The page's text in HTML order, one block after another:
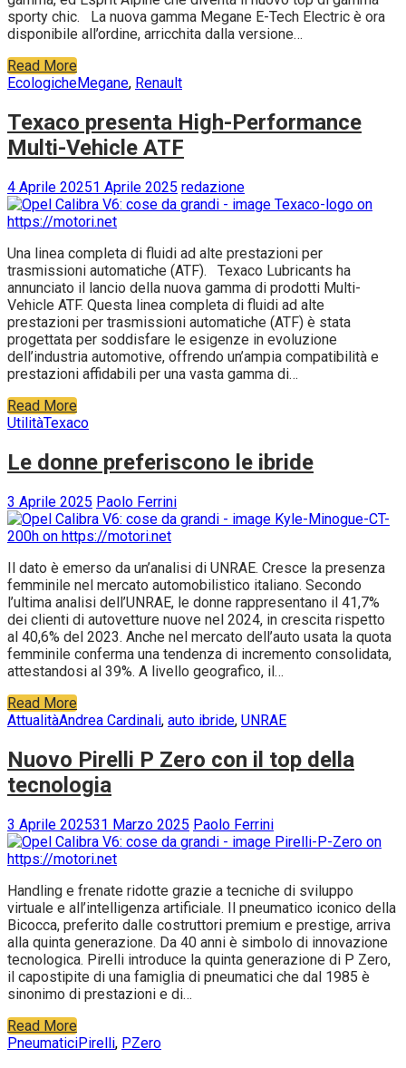
sporty chic. La nuova gamma Megane E-Tech Electric è ora
disponibile all’ordine, arricchita dalla versione…
Read More
EcologicheMegane, Renault
Texaco presenta High-Performance
Multi-Vehicle ATF
4 Aprile 20251 Aprile 2025 redazione
Una linea completa di fluidi ad alte prestazioni per
trasmissioni automatiche (ATF). Texaco Lubricants ha
annunciato il lancio della nuova gamma di prodotti Multi-
Vehicle ATF. Questa linea completa di fluidi ad alte
prestazioni per trasmissioni automatiche (ATF) è stata
progettata per soddisfare le esigenze in evoluzione
dell’industria automotive, offrendo un’ampia compatibilità e
prestazioni affidabili per una vasta gamma di…
Read More
UtilitàTexaco
Le donne preferiscono le ibride
3 Aprile 2025 Paolo Ferrini
Il dato è emerso da un’analisi di UNRAE. Cresce la presenza
femminile nel mercato automobilistico italiano. Secondo
l’ultima analisi dell’UNRAE, le donne rappresentano il 41,7%
dei clienti di autovetture nuove nel 2024, in crescita rispetto
al 40,6% del 2023. Anche nel mercato dell’auto usata la quota
femminile conferma una tendenza di incremento consolidata,
attestandosi al 39%. A livello geografico, il…
Read More
AttualitàAndrea Cardinali, auto ibride, UNRAE
Nuovo Pirelli P Zero con il top della
tecnologia
3 Aprile 202531 Marzo 2025 Paolo Ferrini
Handling e frenate ridotte grazie a tecniche di sviluppo
virtuale e all’intelligenza artificiale. Il pneumatico iconico della
Bicocca, preferito dalle costruttori premium e prestige, arriva
alla quinta generazione. Da 40 anni è simbolo di innovazione
tecnologica. Pirelli introduce la quinta generazione di P Zero,
il capostipite di una famiglia di pneumatici che dal 1985 è
sinonimo di prestazioni e di…
Read More
PneumaticiPirelli, PZero